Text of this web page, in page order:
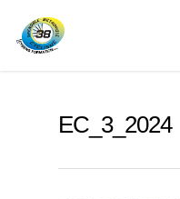
EC_3_2024